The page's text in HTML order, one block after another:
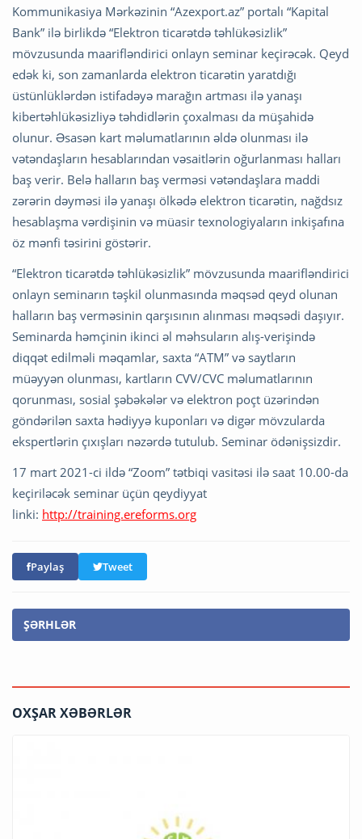
Kommunikasiya Mərkəzinin “Azexport.az” portalı “Kapital
Bank” ilə birlikdə “Elektron ticarətdə təhlükəsizlik”
mövzusunda maarifləndirici onlayn seminar keçirəcək. Qeyd
edək ki, son zamanlarda elektron ticarətin yaratdığı
üstünlüklərdən istifadəyə marağın artması ilə yanaşı
kibertəhlükəsizliyə təhdidlərin çoxalması da müşahidə
olunur. Əsasən kart məlumatlarının əldə olunması ilə
vətəndaşların hesablarından vəsaitlərin oğurlanması halları
baş verir. Belə halların baş verməsi vətəndaşlara maddi
zərərin dəyməsi ilə yanaşı ölkədə elektron ticarətin, nağdsız
hesablaşma vərdişinin və müasir texnologiyaların inkişafına
öz mənfi təsirini göstərir.
“Elektron ticarətdə təhlükəsizlik” mövzusunda maarifləndirici
onlayn seminarın təşkil olunmasında məqsəd qeyd olunan
halların baş verməsinin qarşısının alınması məqsədi daşıyır.
Seminarda həmçinin ikinci əl məhsuların alış-verişində
diqqət edilməli məqamlar, saxta “ATM” və saytların
müəyyən olunması, kartların CVV/CVC məlumatlarının
qorunması, sosial şəbəkələr və elektron poçt üzərindən
göndərilən saxta hədiyyə kuponları və digər mövzularda
ekspertlərin çıxışları nəzərdə tutulub. Seminar ödənişsizdir.
17 mart 2021-ci ildə “Zoom” tətbiqi vasitəsi ilə saat 10.00-da
keçiriləcək seminar üçün qeydiyyat
linki: http://training.ereforms.org
Paylaş Tweet
ŞƏRHLƏR
OXŞAR XƏBƏRLƏR